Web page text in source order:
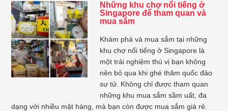
Những khu chợ nổi tiếng ở
Singapore để tham quan và
mua sắm
Khám phá và mua sắm tại những
khu chợ nổi tiếng ở Singapore là
một trải nghiệm thú vị bạn không
nên bỏ qua khi ghé thăm quốc đảo
sư tử. Không chỉ được tham quan
những khu mua sắm sầm uất, đa
dạng với nhiều mặt hàng, mà bạn còn được mua sắm giá rẻ.